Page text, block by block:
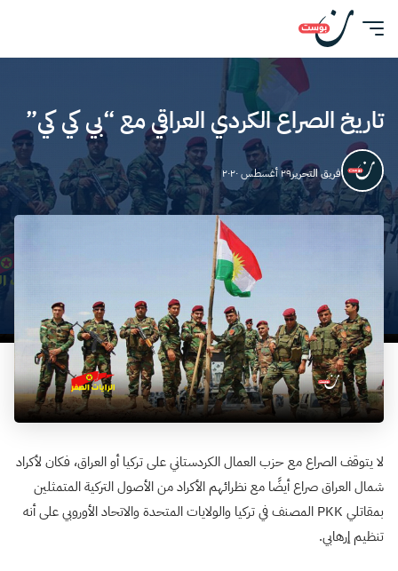
تاريخ الصراع الكردي العراقي مع “بي كي كي”
فريق التحرير٢٩ أغسطس ٢٠٢٠
لا يتوقف الصراع مع حزب العمال الكردستاني على تركيا أو العراق، فكان لأكراد
شمال العراق صراع أيضًا مع نظرائهم الأكراد من الأصول التركية المتمثلين
بمقاتلي PKK المصنف في تركيا والولايات المتحدة والاتحاد الأوروبي على أنه
تنظيم إرهابي.